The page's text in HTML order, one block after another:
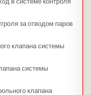
за отводом паров
клапана системы
системы
клапана